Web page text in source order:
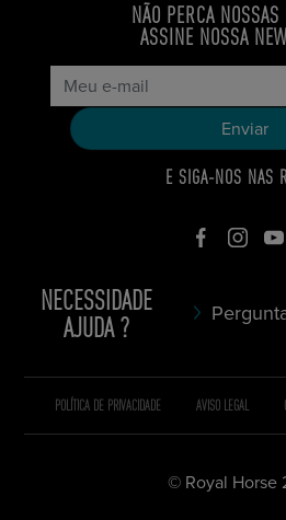
NÃO PERCA
ASSINE NOSSA
E SIGA-NOS NAS
NECESSIDADE
AJUDA ?
© Royal Horse
POLÍTICA DE PRIVACIDADE AVISO LEGAL